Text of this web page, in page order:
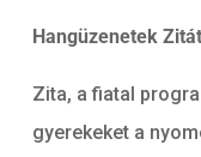
Hangüzenetek
Zita, a fiatal
gyerekeket a